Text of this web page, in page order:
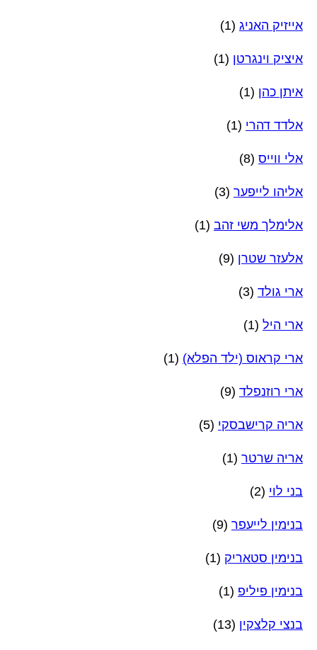
אייזיק האניג (1)
איציק וינגרטן (1)
איתן כהן (1)
אלדד דהרי (1)
אלי ווייס (8)
אליהו לייפער (3)
אלימלך משי זהב (1)
אלעזר שטרן (9)
ארי גולד (3)
ארי היל (1)
ארי קראוס (ילד הפלא) (1)
ארי רוזנפלד (9)
אריה קרישבסקי (5)
אריה שרטר (1)
בני לוי (2)
בנימין לייעפר (9)
בנימין סטאריק (1)
בנימין פיליפ (1)
בנצי קלצקין (13)